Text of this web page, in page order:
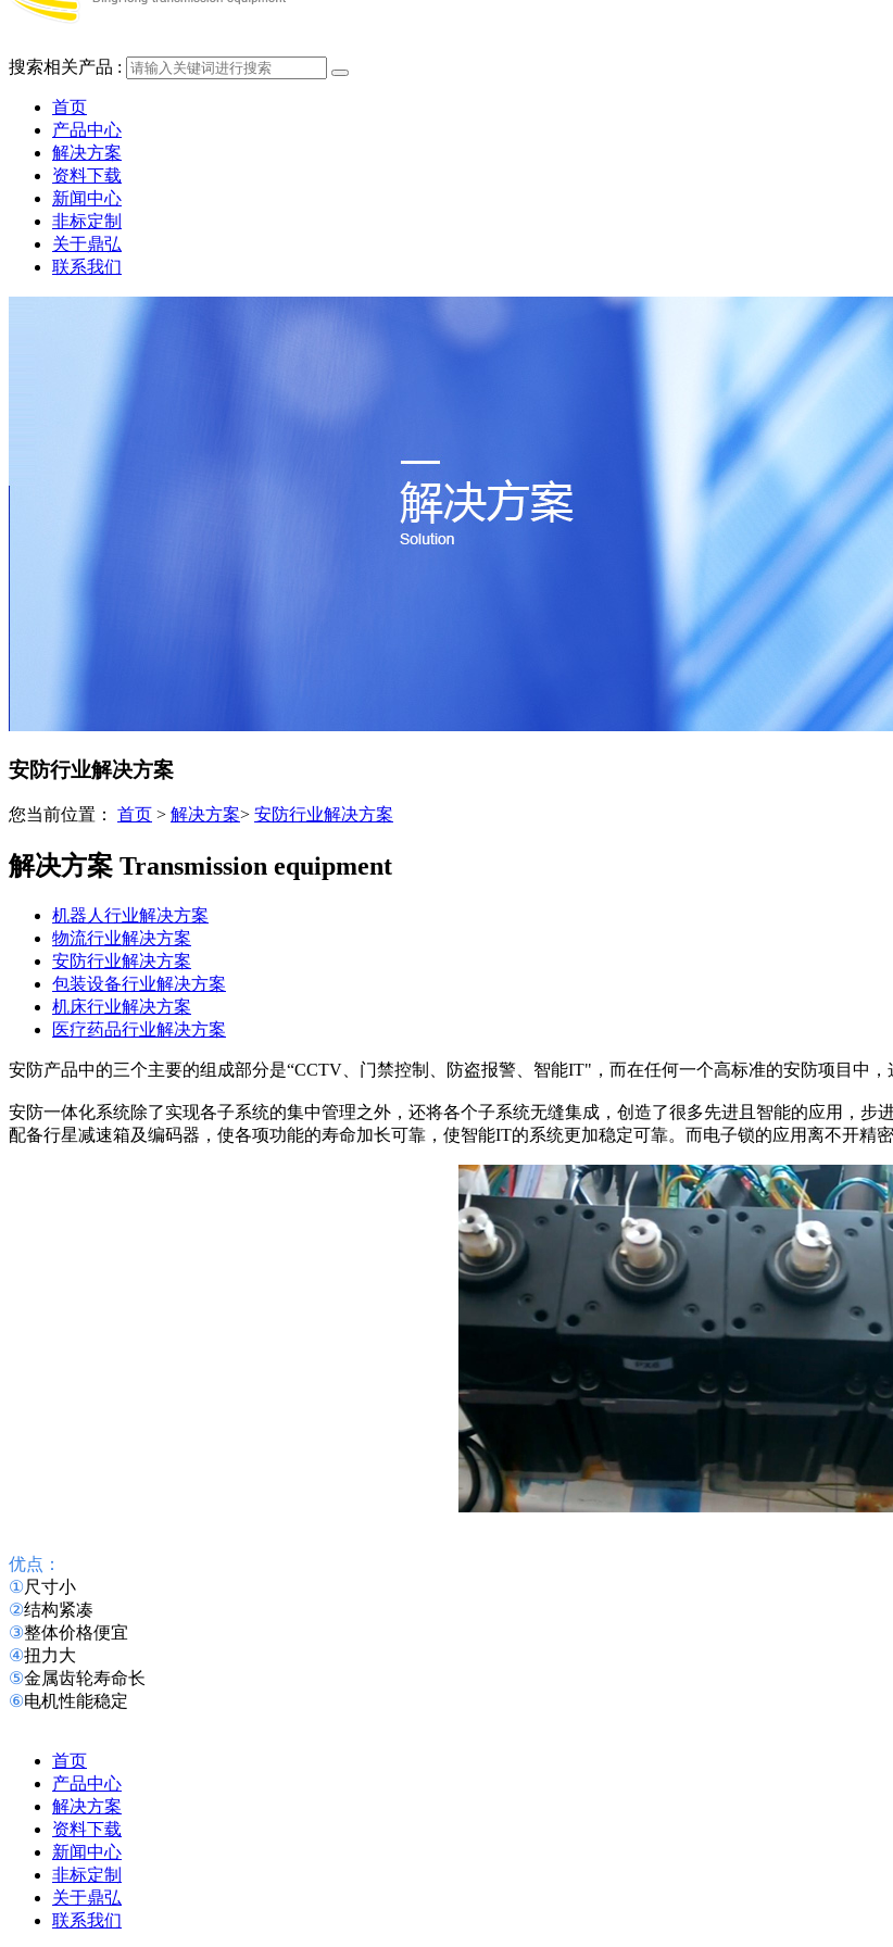
搜索相关产品 :
首页
产品中心
解决方案
资料下载
新闻中心
非标定制
关于鼎弘
联系我们
安防行业解决方案
您当前位置： 首页 > 解决方案> 安防行业解决方案
解决方案 Transmission equipment
机器人行业解决方案
物流行业解决方案
安防行业解决方案
包装设备行业解决方案
机床行业解决方案
医疗药品行业解决方案
安防产品中的三个主要的组成部分是“CCTV、门禁控制、防盗报警、智能IT"，而在任何一个高标准的安防项目中，
安防一体化系统除了实现各子系统的集中管理之外，还将各个子系统无缝集成，创造了很多先进且智能的应用，
配备行星减速箱及编码器，使各项功能的寿命加长可靠，使智能IT的系统更加稳定可靠。而电子锁的应用离不开精密
优点：
①尺寸小
②结构紧凑
③整体价格便宜
④扭力大
⑤金属齿轮寿命长
⑥电机性能稳定
首页
产品中心
解决方案
资料下载
新闻中心
非标定制
关于鼎弘
联系我们